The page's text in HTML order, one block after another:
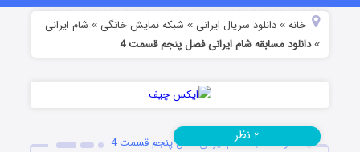
خانه »دانلود سریال ایرانی » شبکه نمایش خانگی » شام ایرانی
»دانلود مسابقه شام ایرانی فصل پنجم قسمت 4
دانلود مسابقه شام ایرانی فصل پنجم قسمت 4
۲ نظر